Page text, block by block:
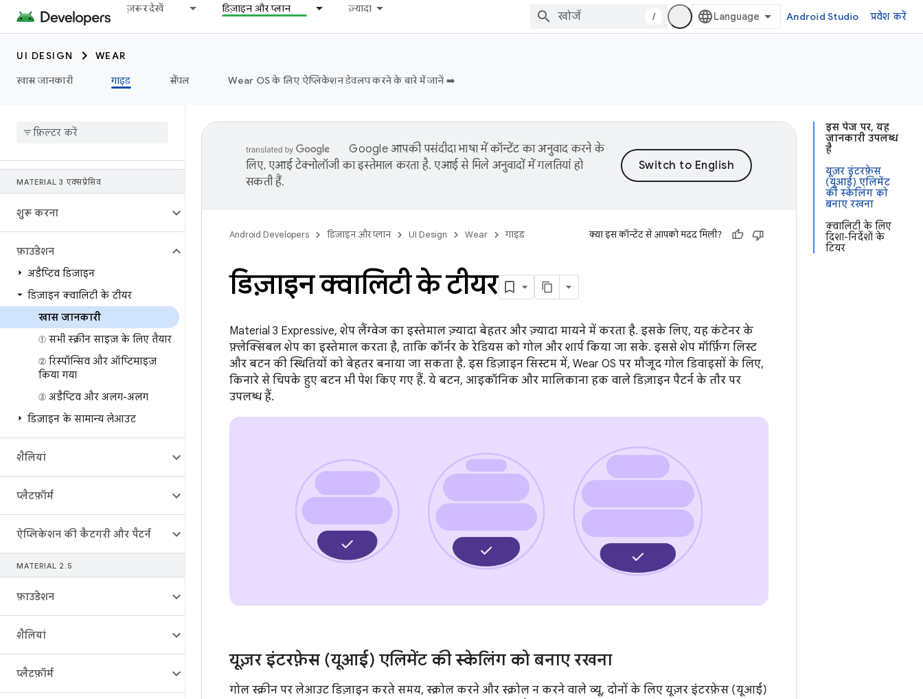
ज़रूर देखें डिज़ाइन और प्लान ज़्यादा
/ Android Studio प्रवेश करें
UI DESIGN
WEAR
खास जानकारी
गाइड सैंपल Wear OS के लिए ऐप्लिकेशन डेवलप करने के बारे में जानें ➡️
MATERIAL 3 एक्सप्रेसिव
शुरू करना
फ़ाउंडेशन
अडैप्टिव डिज़ाइन
डिज़ाइन क्वालिटी के टीयर
खास जानकारी
① सभी स्क्रीन साइज़ के लिए तैयार
② रिस्पॉन्सिव और ऑप्टिमाइज़
किया गया
③ अडैप्टिव और अलग-अलग
डिज़ाइन के सामान्य लेआउट
शैलियां
प्लैटफ़ॉर्म
ऐप्लिकेशन की कैटगरी और पैटर्न
MATERIAL 2 . 5
फ़ाउंडेशन
शैलियां
प्लैटफ़ॉर्म
इस पेज पर, यह
जानकारी उपलब्ध
है
यूज़र इंटरफ़ेस
(यूआई) एलिमेंट
की स्केलिंग को
बनाए रखना
क्वालिटी के लिए
दिशा-निर्देशों के
टियर
Google आपकी पसंदीदा भाषा में कॉन्टेंट का अनुवाद करने के
लिए, एआई टेक्नोलॉजी का इस्तेमाल करता है. एआई से मिले अनुवादों में गलतियां हो
सकती हैं.
Android Developers डिज़ाइन और प्लान UI Design Wear गाइड क्या इस कॉन्टेंट से आपको मदद मिली?
डिज़ाइन क्वालिटी के टीयर
Material 3 Expressive, शेप लैंग्वेज का इस्तेमाल ज़्यादा बेहतर और ज़्यादा मायने में करता है. इसके लिए, यह कंटेनर के
फ़्लेक्सिबल शेप का इस्तेमाल करता है, ताकि कॉर्नर के रेडियस को गोल और शार्प किया जा सके. इससे शेप मॉर्फ़िंग लिस्ट
और बटन की स्थितियों को बेहतर बनाया जा सकता है. इस डिज़ाइन सिस्टम में, Wear OS पर मौजूद गोल डिवाइसों के लिए,
किनारे से चिपके हुए बटन भी पेश किए गए हैं. ये बटन, आइकॉनिक और मालिकाना हक वाले डिज़ाइन पैटर्न के तौर पर
उपलब्ध हैं.
यूज़र इंटरफ़ेस (यूआई) एलिमेंट की स्केलिंग को बनाए रखना
गोल स्क्रीन पर लेआउट डिज़ाइन करते समय, स्क्रोल करने और स्क्रोल न करने वाले व्यू, दोनों के लिए यूज़र इंटरफ़ेस (यूआई)